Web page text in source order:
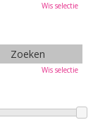
Wis selectie
Wis selectie